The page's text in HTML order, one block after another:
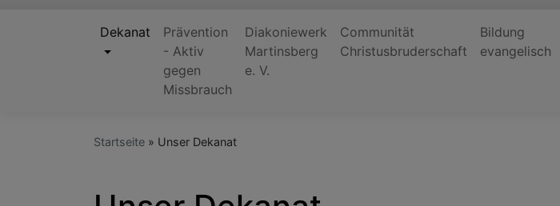
Hauptnavigation
Dekanat
Prävention
- Aktiv
gegen
Missbrauch
Diakoniewerk
Martinsberg
e. V.
Communität
Christusbruderschaft
Bildung
evangelisch
Startseite Unser Dekanat